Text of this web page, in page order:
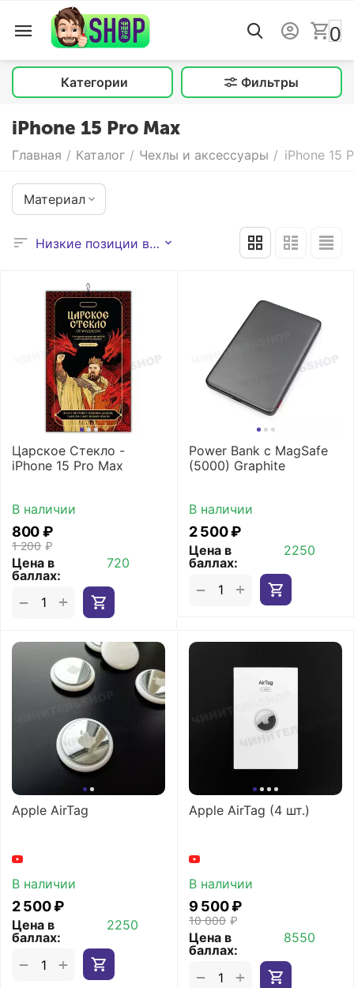
0
Категории Фильтры
iPhone 15 Pro Max
Главная / Каталог / Чехлы и аксессуары / iPhone 15
Материал
Низкие позиции выше
Царское Стекло -
iPhone 15 Pro Max
В наличии
1 200 ₽
‍800‍₽
Цена в
баллах:
720
+
−
Power Bank с MagSafe
(5000) Graphite
В наличии
2 500₽
Цена в
баллах:
2250
+
−
Apple AirTag
В наличии
2 500₽
Цена в
баллах:
2250
+
−
Apple AirTag (4 шт.)
В наличии
10 000 ₽
9 500₽
Цена в
баллах:
8550
+
−